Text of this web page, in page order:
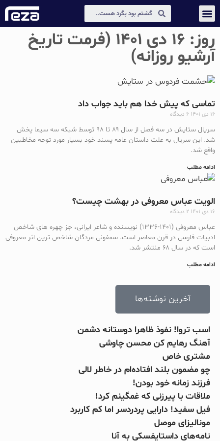
روز: ۱۶ دی ۱۴۰۱ (فرمت تاریخ
آرشیو روزانه)
تماسی که پیش خدا هم باید جواب داد
۱۶ دی ۱۴۰۱ ۶ دیدگاه
سریال ستایش در سه فصل از سال ۸۹ تا ۹۸ توسط شبکه سه سیما پخش
شد. این سریال به علت داستان عامه پسند خود بسیار مورد توجه مخاطبین
واقع شد.
ادامه مطلب
الویت عباس معروفی در بهشت چیست؟
۱۶ دی ۱۴۰۱ ۲ دیدگاه
عباس معروفی (۱۴۰۱-۱۳۳۶) نویسنده و شاعر ایرانی، جز چهره های شاخص
ادبیات فارسی در قرن معاصر است. سمفونی مردگان شاخص ترین اثر معروفی
است که در سال ۶۸ منتشر شد.
ادامه مطلب
آخرین نوشته‌ها
اسب تروا! نفوذ ظاهرا دوستانه دشمن
آهنگ رهایم کن محسن چاوشی
مشتری خاص
چو مضمون بلند افتاده‌ام در خاطر لالی
فرزند زمانه خود بودن!
ملاقات با پیرزنی که غمگینم کرد!
فیل سفید! دارایی پردردسر اما کم کاربرد
مونالیزای موصل
نامه‌های داستایفسکی به آنا